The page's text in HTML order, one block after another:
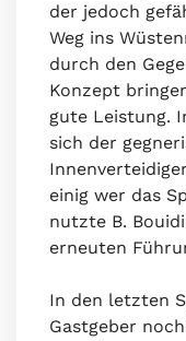
der jedoch
Weg ins
durch den
Konzept
gute Leistung.
sich der
einig wer das
nutzte B.
erneuten
In den letzten
Gastgeber